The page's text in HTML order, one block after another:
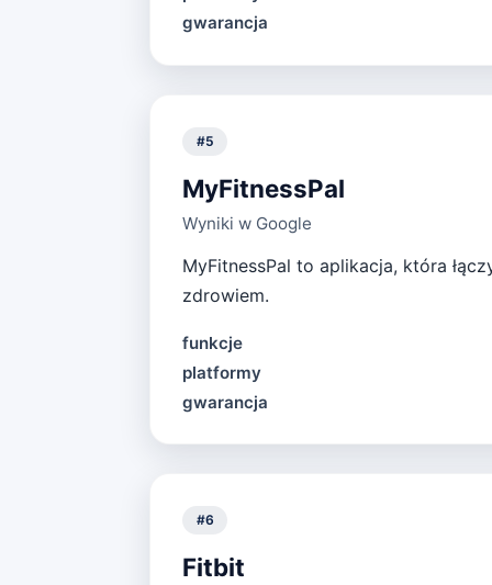
gwarancja
#5
MyFitnessPal
Wyniki w Google
MyFitnessPal to aplikacja, która
zdrowiem.
funkcje
platformy
gwarancja
#6
Fitbit